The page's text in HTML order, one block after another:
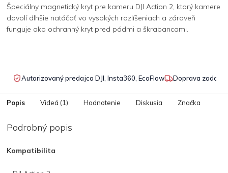
Špeciálny magnetický kryt pre kameru DJI Action 2, ktorý kamere
dovolí dlhšie natáčať vo vysokých rozlíšeniach a zároveň
funguje ako ochranný kryt pred pádmi a škrabancami.
Autorizovaný predajca DJI, Insta360, EcoFlow Doprava
Popis Videá (1) Hodnotenie Diskusia Značka
Podrobný popis
Kompatibilita